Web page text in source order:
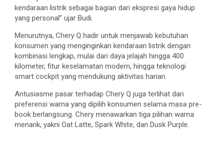
kendaraan listrik sebagai bagian dari ekspresi gaya hidup
yang personal” ujar Budi.
Menurutnya, Chery Q hadir untuk menjawab kebutuhan
konsumen yang menginginkan kendaraan listrik dengan
kombinasi lengkap, mulai dari daya jelajah hingga 400
kilometer, fitur keselamatan modern, hingga teknologi
smart cockpit yang mendukung aktivitas harian.
Antusiasme pasar terhadap Chery Q juga terlihat dari
preferensi warna yang dipilih konsumen selama masa pre-
book berlangsung. Chery menawarkan tiga pilihan warna
menarik, yakni Oat Latte, Spark White, dan Dusk Purple.